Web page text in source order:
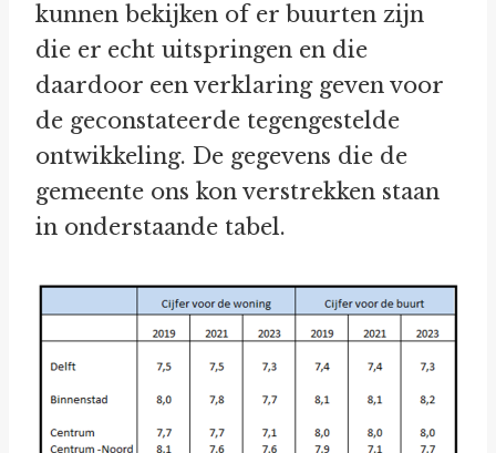
kunnen bekijken of er buurten zijn
die er echt uitspringen en die
daardoor een verklaring geven voor
de geconstateerde tegengestelde
ontwikkeling. De gegevens die de
gemeente ons kon verstrekken staan
in onderstaande tabel.